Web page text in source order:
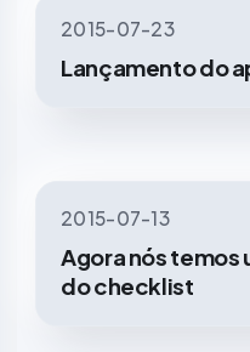
2015-07-23
Lançamento do
2015-07-13
Agora nós temos
do checklist